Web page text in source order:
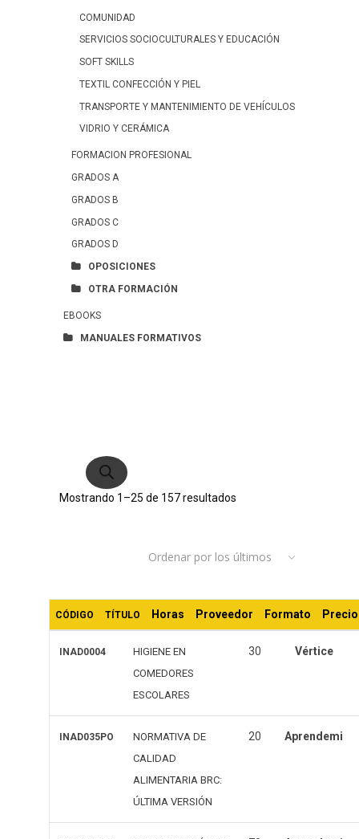
COMUNIDAD
SERVICIOS SOCIOCULTURALES Y EDUCACIÓN
SOFT SKILLS
TEXTIL CONFECCIÓN Y PIEL
TRANSPORTE Y MANTENIMIENTO DE VEHÍCULOS
VIDRIO Y CERÁMICA
FORMACION PROFESIONAL
GRADOS A
GRADOS B
GRADOS C
GRADOS D
OPOSICIONES
OTRA FORMACIÓN
EBOOKS
MANUALES FORMATIVOS
productos
Mostrando 1–25 de 157 resultados
últimos
Ordenar por los últimos
CÓDIGO TÍTULO Horas Proveedor Formato Precio
INAD0004
HIGIENE EN
COMEDORES
ESCOLARES
30 Vértice
INAD035PO
NORMATIVA DE
CALIDAD
ALIMENTARIA BRC:
ÚLTIMA VERSIÓN
20 Aprendemi